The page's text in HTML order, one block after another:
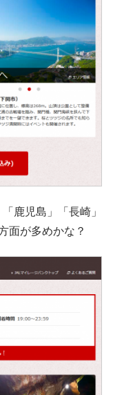
鹿児島」「長崎」
面が多めかな？